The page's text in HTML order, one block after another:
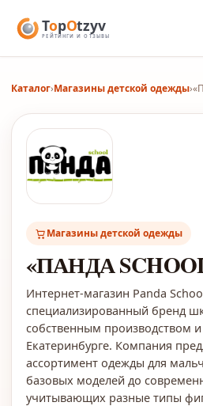
Каталог›Магазины детской одежды›
Магазины детской одежды
«ПАНДА
Интернет-магазин Panda
специализированный бренд
собственным производством
Екатеринбурге. Компания
ассортимент одежды для
базовых моделей до
учитывающих разные типы